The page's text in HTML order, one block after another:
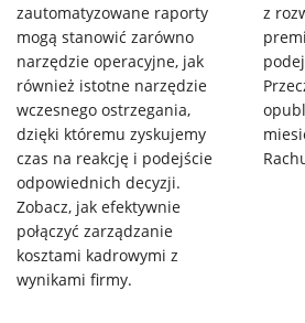
zautomatyzowane raporty
mogą stanowić zarówno
narzędzie operacyjne, jak
również istotne narzędzie
wczesnego ostrzegania,
dzięki któremu zyskujemy
czas na reakcję i podejście
odpowiednich decyzji.
Zobacz, jak efektywnie
połączyć zarządzanie
kosztami kadrowymi z
wynikami firmy.
z